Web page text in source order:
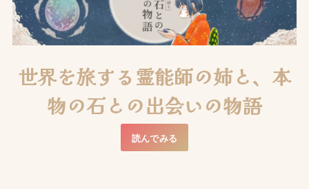
世界を旅する霊能師の姉と、本
物の石との出会いの物語
読んでみる